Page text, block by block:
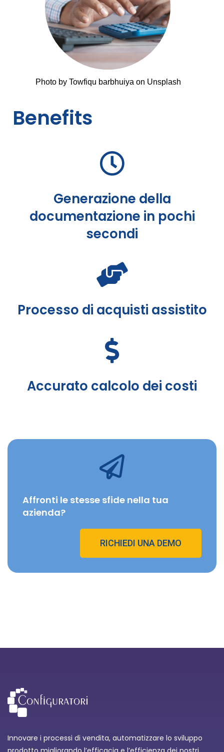
Photo by Towfiqu barbhuiya on Unsplash
Benefits
Generazione della
documentazione in pochi
secondi
Processo di acquisti assistito
Accurato calcolo dei costi
Affronti le stesse sfide nella tua
azienda?
RICHIEDI UNA DEMO
Innovare i processi di vendita, automatizzare lo sviluppo